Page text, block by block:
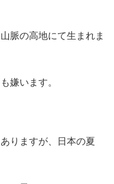
脈の高地にて生まれま
嫌います。
りますが、日本の夏